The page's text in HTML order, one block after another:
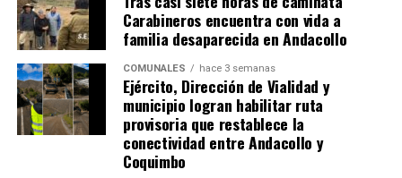
Carabineros encuentra con vida a
familia desaparecida en Andacollo
COMUNALES hace 3 semanas
Ejército, Dirección de Vialidad y
municipio logran habilitar ruta
provisoria que restablece la
conectividad entre Andacollo y
Coquimbo